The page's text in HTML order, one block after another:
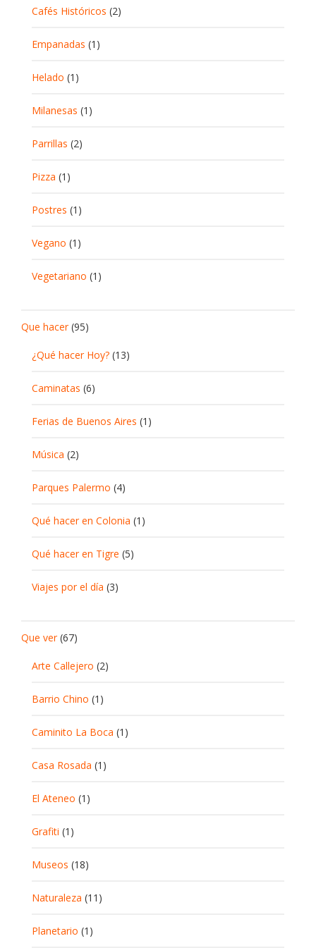
Cafés Históricos (2)
Empanadas (1)
Helado (1)
Milanesas (1)
Parrillas (2)
Pizza (1)
Postres (1)
Vegano (1)
Vegetariano (1)
Que hacer(95)
¿Qué hacer Hoy? (13)
Caminatas (6)
Ferias de Buenos Aires (1)
Música (2)
Parques Palermo (4)
Qué hacer en Colonia (1)
Qué hacer en Tigre (5)
Viajes por el día (3)
Que ver(67)
Arte Callejero (2)
Barrio Chino (1)
Caminito La Boca (1)
Casa Rosada (1)
El Ateneo (1)
Grafiti (1)
Museos (18)
Naturaleza (11)
Planetario (1)